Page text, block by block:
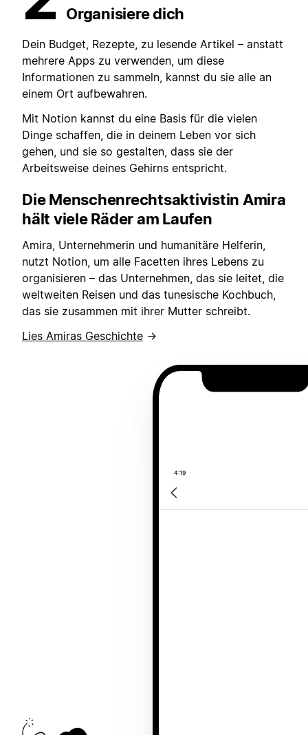
Organisiere dich
Dein Budget, Rezepte, zu lesende Artikel – anstatt
mehrere Apps zu verwenden, um diese
Informationen zu sammeln, kannst du sie alle an
einem Ort aufbewahren.
Mit Notion kannst du eine Basis für die vielen
Dinge schaffen, die in deinem Leben vor sich
gehen, und sie so gestalten, dass sie der
Arbeitsweise deines Gehirns entspricht.
Die Menschenrechtsaktivistin Amira
hält viele Räder am Laufen
Amira, Unternehmerin und humanitäre Helferin,
nutzt Notion, um alle Facetten ihres Lebens zu
organisieren – das Unternehmen, das sie leitet, die
weltweiten Reisen und das tunesische Kochbuch,
das sie zusammen mit ihrer Mutter schreibt.
Lies Amiras Geschichte →
4:19